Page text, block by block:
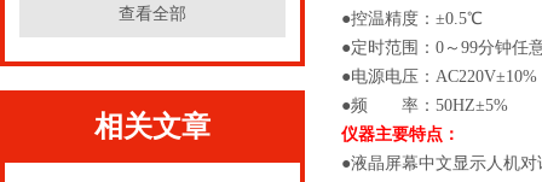
查看全部
相关文章
●控温精度：±0.5℃
●定时范围：0～99分钟任
●电源电压：AC220V±10%
●频 率：50HZ±5%
仪器主要特点：
●液晶屏幕中文显示人机